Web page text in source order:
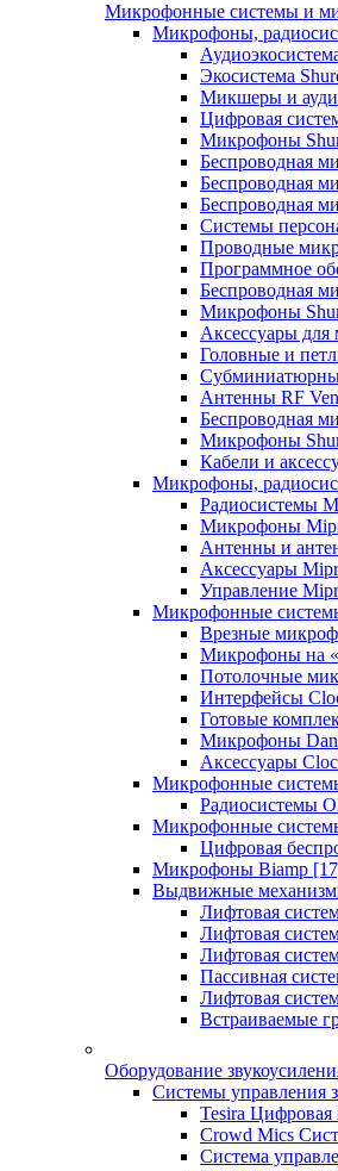
Микрофонные системы и
Микрофоны,
Экосистема
Микшеры и
Цифровая
Микрофоны
Беспроводная
Беспроводная
Беспроводная
Системы
Проводные
Программное
Беспроводная
Микрофоны
Аксессуары
Головные и
Антенны RF
Беспроводная
Микрофоны
Кабели и
Микрофоны,
Радиосистемы
Микрофоны
Антенны и
Аксессуары
Управление
Микрофонные
Врезные
Микрофоны на
Потолочные
Интерфейсы
Готовые
Микрофоны
Аксессуары
Микрофонные
Радиосистемы
Микрофонные
Цифровая
Микрофоны Biamp
Выдвижные
Лифтовая
Лифтовая
Лифтовая
Пассивная
Лифтовая
Встраиваемые
Оборудование
Системы управления
Tesira
Crowd Mics
Система